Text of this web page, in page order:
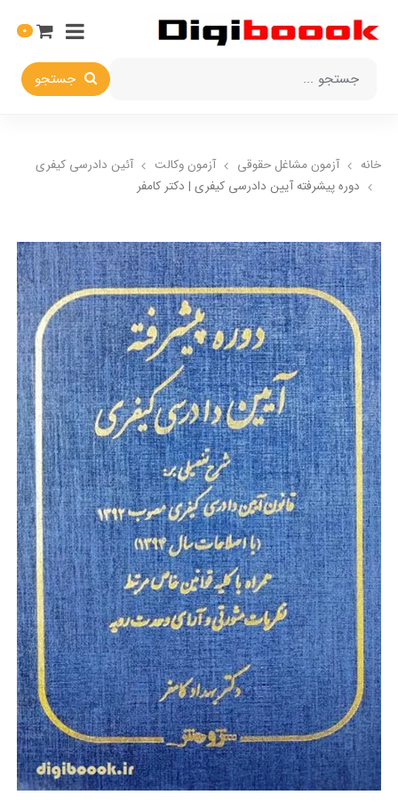
جستجو
0
خانه آزمون مشاغل حقوقی آزمون وکالت
آئین دادرسی کیفری
دوره پیشرفته آیین دادرسی کیفری | دکتر کامفر